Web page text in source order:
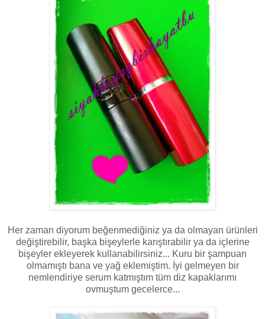
Her zaman diyorum beğenmediğiniz ya da olmayan ürünleri
değiştirebilir, başka bişeylerle karıştırabilir ya da içlerine
bişeyler ekleyerek kullanabilirsiniz... Kuru bir şampuan
olmamıştı bana ve yağ eklemiştim. İyi gelmeyen bir
nemlendiriye serum katmıştım tüm diz kapaklarımı
ovmuştum gecelerce...